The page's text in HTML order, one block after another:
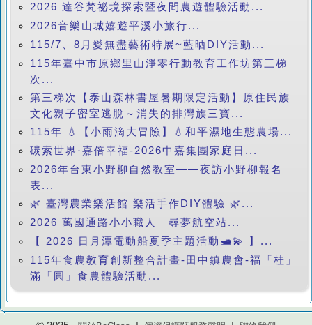
2026 達谷梵祕境探索暨夜間農遊體驗活動...
2026音樂山城嬉遊平溪小旅行...
115/7、8月愛無盡藝術特展~藍晒DIY活動...
115年臺中市原鄉里山淨零行動教育工作坊第三梯
次...
第三梯次【泰山森林書屋暑期限定活動】原住民族
文化親子密室逃脫～消失的排灣族三寶...
115年 💧【小雨滴大冒險】💧和平濕地生態農場...
碳索世界·嘉倍幸福-2026中嘉集團家庭日...
2026年台東小野柳自然教室——夜訪小野柳報名
表...
🌿 臺灣農業樂活館 樂活手作DIY體驗 🌿...
2026 萬國通路小小職人｜尋夢航空站...
【 2026 日月潭電動船夏季主題活動🛥️💫 】...
115年食農教育創新整合計畫-田中鎮農會-福「桂」
滿「圓」食農體驗活動...